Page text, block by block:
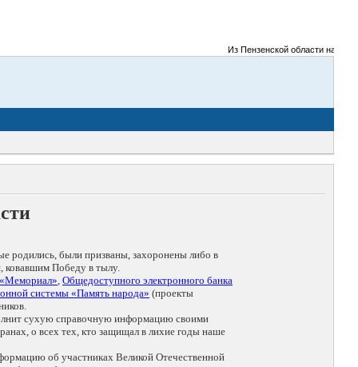
Из Пензенской области на
родились, были призваны, захоронены либо в
ковавшим Победу в тылу.
, Общедоступного электронного банка
системы «Память народа» (проекты
сухую справочную информацию своими
о всех тех, кто защищал в лихие годы наше
об участниках Великой Отечественной